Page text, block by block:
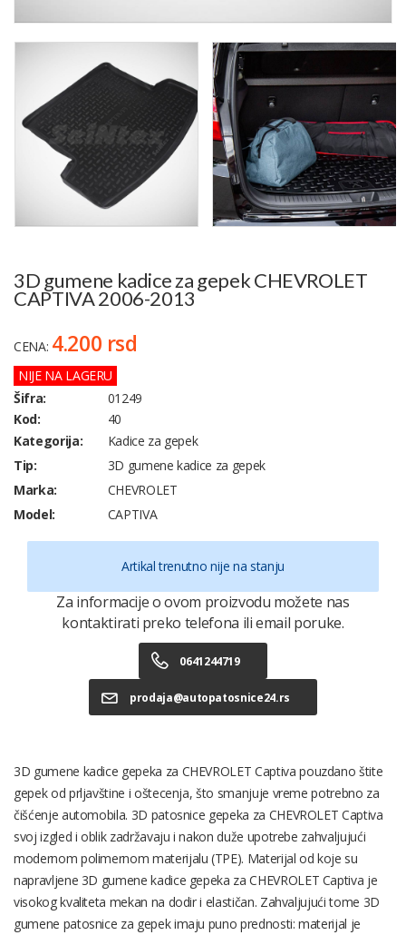
3D gumene kadice za gepek CHEVROLET
CAPTIVA 2006-2013
CENA: 4.200 rsd
NIJE NA LAGERU
Šifra:
01249
Kod:
40
Kategorija:
Kadice za gepek
Tip:
3D gumene kadice za gepek
Marka:
CHEVROLET
Model:
CAPTIVA
Artikal trenutno nije na stanju
Za informacije o ovom proizvodu možete nas
kontaktirati preko telefona ili email poruke.
0641244719
prodaja@autopatosnice24.rs
3D gumene kadice gepeka za CHEVROLET Captiva pouzdano štite
gepek od prljavštine i oštecenja, što smanjuje vreme potrebno za
čišćenje automobila. 3D patosnice gepeka za CHEVROLET Captiva
svoj izgled i oblik zadržavaju i nakon duže upotrebe zahvaljujući
modernom polimernom materijalu (TPE). Materijal od koje su
napravljene 3D gumene kadice gepeka za CHEVROLET Captiva je
visokog kvaliteta mekan na dodir i elastičan. Zahvaljujući tome 3D
gumene patosnice za gepek imaju puno prednosti: materijal je